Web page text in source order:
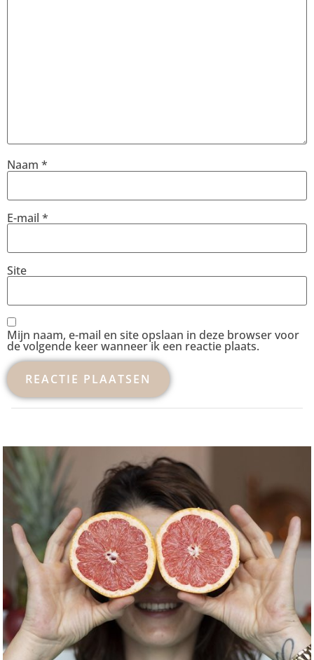
Naam *
E-mail *
Site
Mijn naam, e-mail en site opslaan in deze browser voor
de volgende keer wanneer ik een reactie plaats.